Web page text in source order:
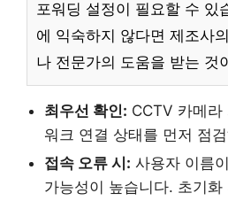
포워딩 설정이 필요할 수 있
에 익숙하지 않다면 제조사
나 전문가의 도움을 받는 것
최우선 확인: CCTV 카메라
워크 연결 상태를 먼저 점
접속 오류 시: 사용자 이름
가능성이 높습니다. 초기